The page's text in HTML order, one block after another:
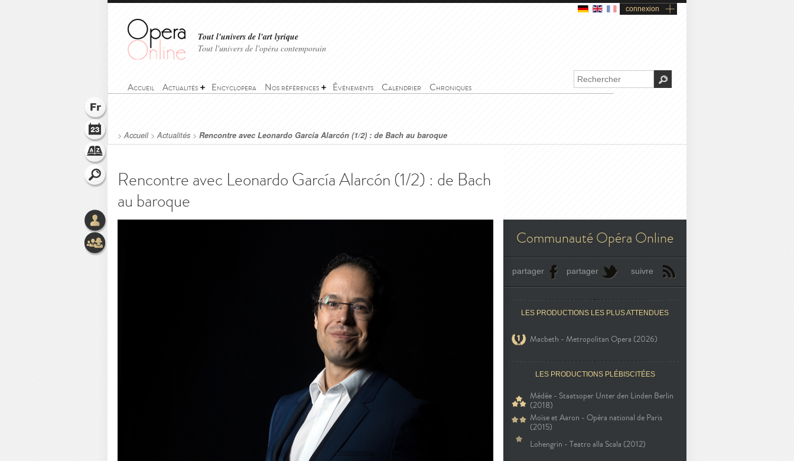
connexion
Tout l'univers de l'art lyrique
Tout l'univers de l'opéra contemporain
Accueil Actualités Encyclopera Nos références Événements Calendrier Chroniques
>Accueil>Actualités > Rencontre avec Leonardo García Alarcón (1/2) : de Bach au baroque
Rencontre avec Leonardo García Alarcón (1/2) : de Bach
au baroque
Communauté Opéra Online
partager partager suivre
LES PRODUCTIONS LES PLUS ATTENDUES
Macbeth - Metropolitan Opera (2026)
LES PRODUCTIONS PLÉBISCITÉES
Médée - Staatsoper Unter den Linden Berlin
(2018)
Moïse et Aaron - Opéra national de Paris
(2015)
Lohengrin - Teatro alla Scala (2012)